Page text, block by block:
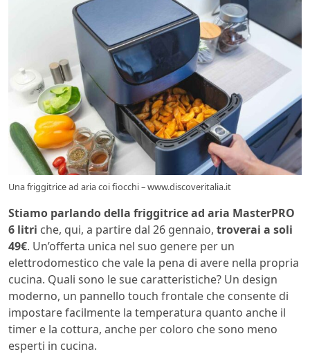
Una friggitrice ad aria coi fiocchi – www.discoveritalia.it
Stiamo parlando della friggitrice ad aria MasterPRO
6 litri che, qui, a partire dal 26 gennaio, troverai a soli
49€. Un’offerta unica nel suo genere per un
elettrodomestico che vale la pena di avere nella propria
cucina. Quali sono le sue caratteristiche? Un design
moderno, un pannello touch frontale che consente di
impostare facilmente la temperatura quanto anche il
timer e la cottura, anche per coloro che sono meno
esperti in cucina.